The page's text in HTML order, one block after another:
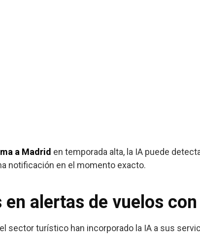
a Madrid en temporada alta, la IA puede
notificación en el momento exacto.
alertas de vuelos
sector turístico han incorporado la IA a sus